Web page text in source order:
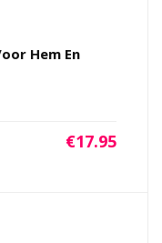
Hem En
€17.95